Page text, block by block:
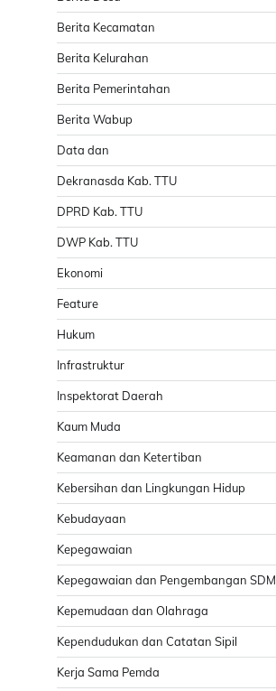
Berita Kecamatan
Berita Kelurahan
Berita Pemerintahan
Berita Wabup
Data dan
Dekranasda Kab. TTU
DPRD Kab. TTU
DWP Kab. TTU
Ekonomi
Feature
Hukum
Infrastruktur
Inspektorat Daerah
Kaum Muda
Keamanan dan Ketertiban
Kebersihan dan Lingkungan Hidup
Kebudayaan
Kepegawaian
Kepegawaian dan Pengembangan SDM
Kepemudaan dan Olahraga
Kependudukan dan Catatan Sipil
Kerja Sama Pemda